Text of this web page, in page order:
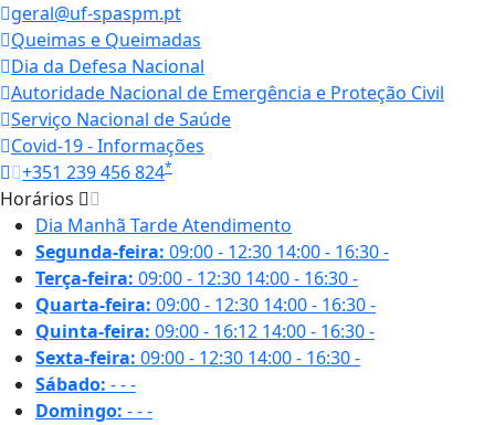
geral@uf-spaspm.pt
Queimas e Queimadas
Dia da Defesa Nacional
Autoridade Nacional de Emergência e Proteção Civil
Serviço Nacional de Saúde
Covid-19 - Informações
+351 239 456 824*
Horários
Dia Manhã TardeAtendimento
Segunda-feira: 09:00 - 12:30 14:00 - 16:30-
Terça-feira: 09:00 - 12:30 14:00 - 16:30-
Quarta-feira: 09:00 - 12:30 14:00 - 16:30-
Quinta-feira: 09:00 - 16:12 14:00 - 16:30-
Sexta-feira: 09:00 - 12:30 14:00 - 16:30-
Sábado: ---
Domingo: ---